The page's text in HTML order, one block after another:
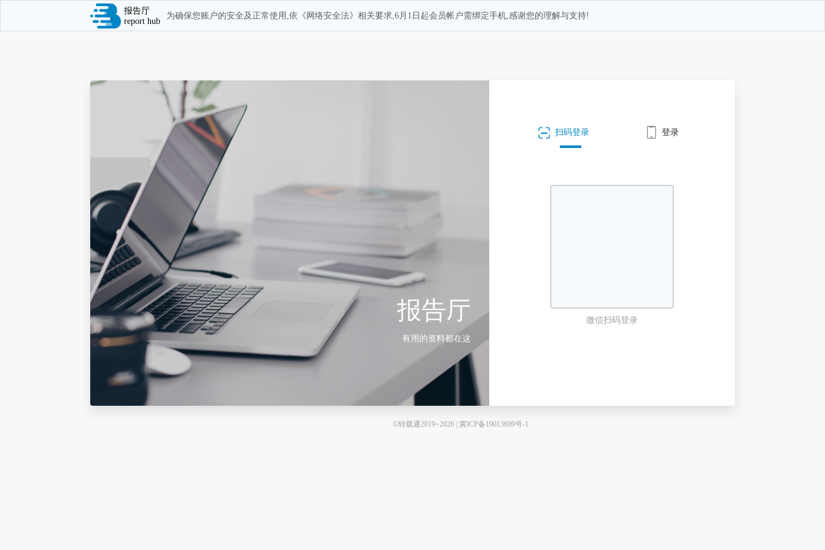
报告厅
report hub
为确保您账户的安全及正常使用,依《网络安全法》相关要求,6月1日起会员帐户需绑定手机,感谢您的理解与支持!
报告厅
有用的资料都在这
扫码登录 登录
微信扫码登录
©转载通2019~2026 | 冀ICP备19013699号-1